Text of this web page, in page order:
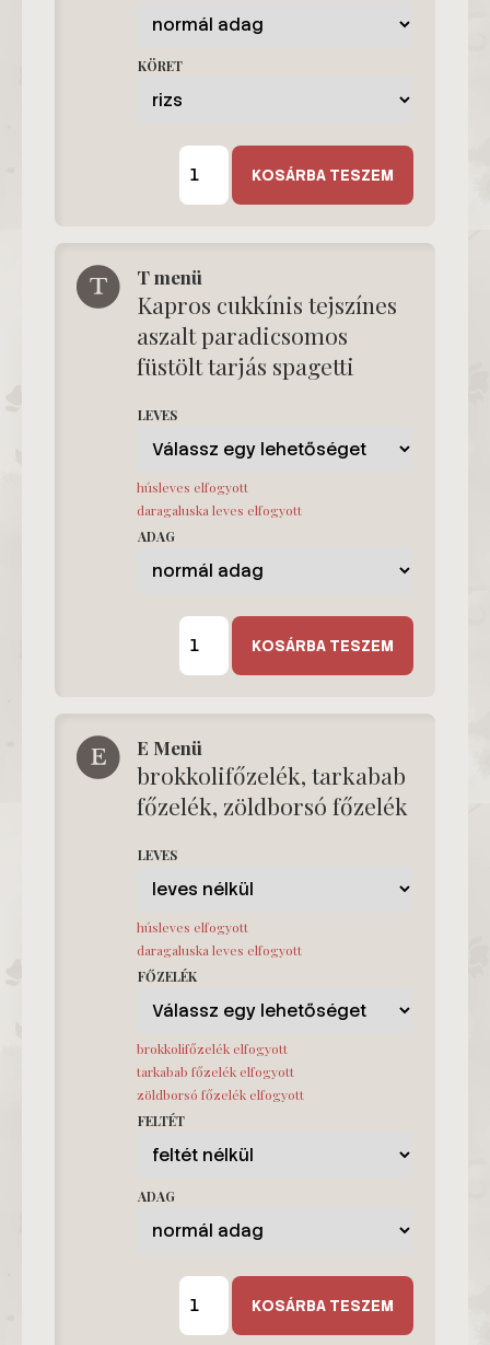
KÖRET
D2
menü
mennyiség
KOSÁRBA TESZEM
T menü
Kapros cukkínis tejszínes
aszalt paradicsomos
füstölt tarjás spagetti
LEVES
húsleves elfogyott
daragaluska leves elfogyott
ADAG
T
menü
mennyiség
KOSÁRBA TESZEM
E Menü
brokkolifőzelék, tarkabab
főzelék, zöldborsó főzelék
LEVES
húsleves elfogyott
daragaluska leves elfogyott
FŐZELÉK
brokkolifőzelék elfogyott
tarkabab főzelék elfogyott
zöldborsó főzelék elfogyott
FELTÉT
ADAG
E
Menü
mennyiség
KOSÁRBA TESZEM